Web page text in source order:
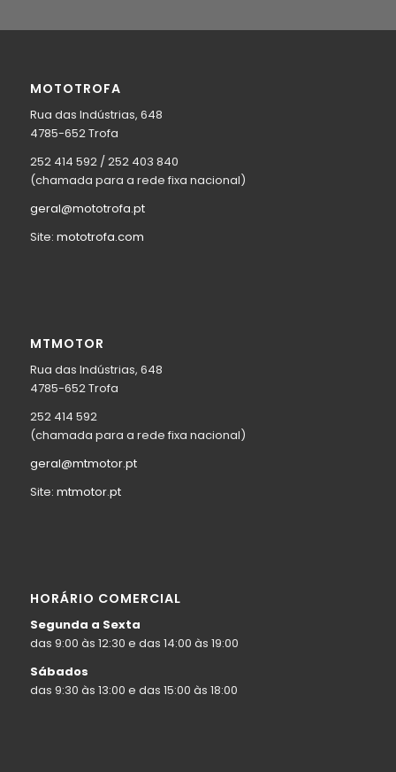
MOTOTROFA
Rua das Indústrias, 648
4785-652 Trofa
252 414 592 / 252 403 840
(chamada para a rede fixa nacional)
geral@mototrofa.pt
Site: mototrofa.com
MTMOTOR
Rua das Indústrias, 648
4785-652 Trofa
252 414 592
(chamada para a rede fixa nacional)
geral@mtmotor.pt
Site: mtmotor.pt
HORÁRIO COMERCIAL
Segunda a Sexta
das 9:00 às 12:30 e das 14:00 às 19:00
Sábados
das 9:30 às 13:00 e das 15:00 às 18:00